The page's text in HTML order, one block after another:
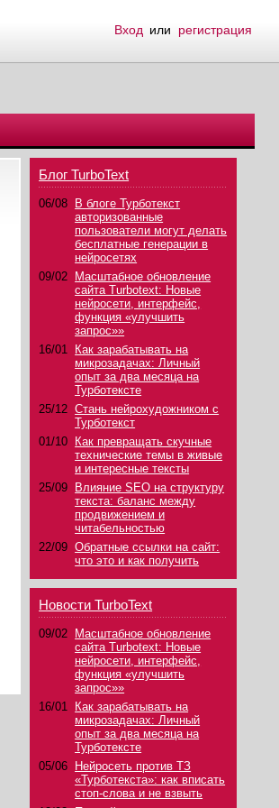
Вход или регистрация
Блог TurboText
06/08
В блоге Турботекст
авторизованные
пользователи могут делать
бесплатные генерации в
нейросетях
09/02
Масштабное обновление
сайта Turbotext: Новые
нейросети, интерфейс,
функция «улучшить
запрос»»
16/01
Как зарабатывать на
микрозадачах: Личный
опыт за два месяца на
Турботексте
25/12 Стань нейрохудожником с
Турботекст
01/10
Как превращать скучные
технические темы в живые
и интересные тексты
25/09
Влияние SEO на структуру
текста: баланс между
продвижением и
читабельностью
22/09 Обратные ссылки на сайт:
что это и как получить
Новости TurboText
09/02
Масштабное обновление
сайта Turbotext: Новые
нейросети, интерфейс,
функция «улучшить
запрос»»
16/01
Как зарабатывать на
микрозадачах: Личный
опыт за два месяца на
Турботексте
05/06
Нейросеть против ТЗ
«Турботекста»: как вписать
стоп-слова и не взвыть